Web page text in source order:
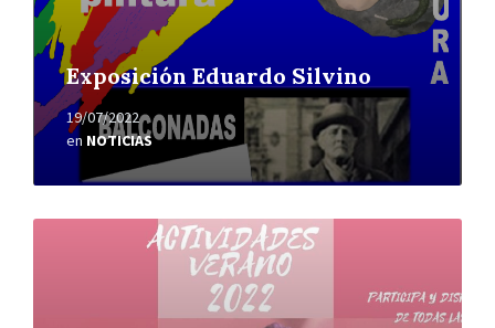
Exposición Eduardo Silvino
19/07/2022
en NOTICIAS
Leer